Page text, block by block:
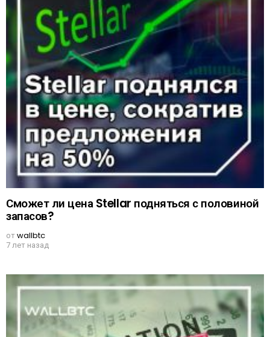
Сможет ли цена Stellar подняться с половиной
запасов?
отwallbtc
7 лет назад